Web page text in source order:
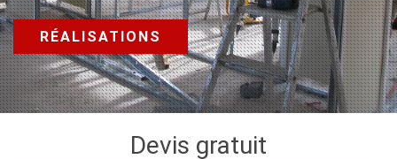
RÉALISATIONS
Devis gratuit